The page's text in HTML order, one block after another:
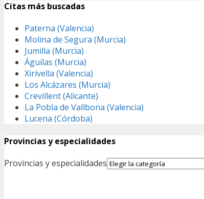
Citas más buscadas
Paterna (Valencia)
Molina de Segura (Murcia)
Jumilla (Murcia)
Águilas (Murcia)
Xirivella (Valencia)
Los Alcázares (Murcia)
Crevillent (Alicante)
La Pobla de Vallbona (Valencia)
Lucena (Córdoba)
Provincias y especialidades
Provincias y especialidades